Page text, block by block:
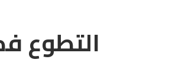
التطوع